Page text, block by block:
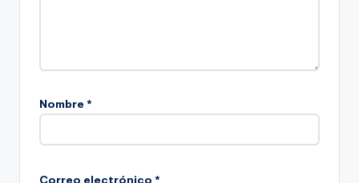
Nombre *